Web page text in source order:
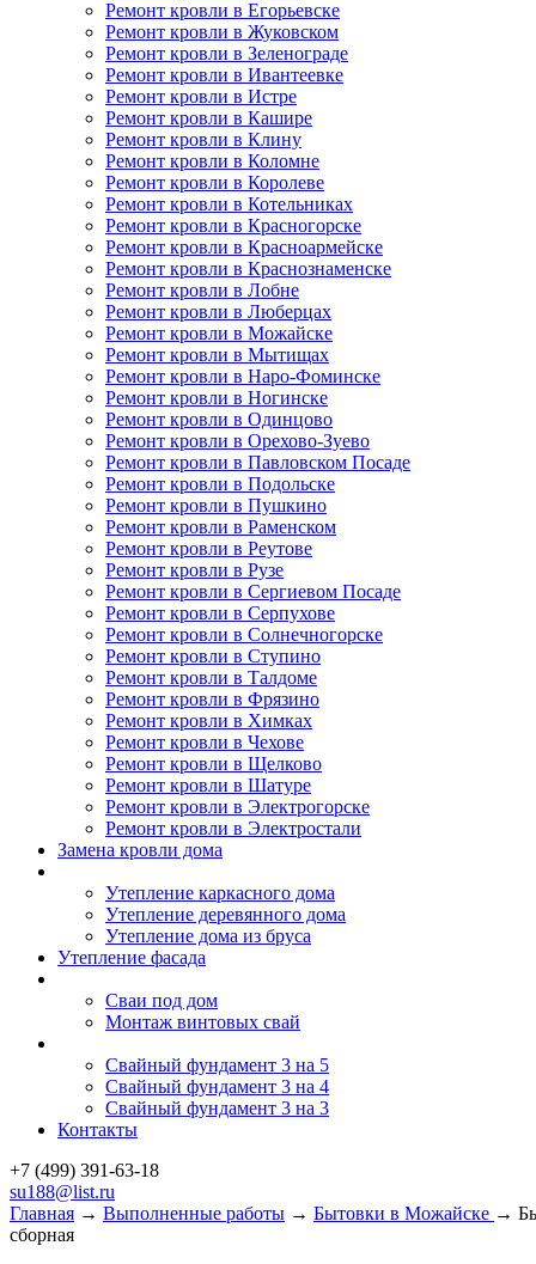
Ремонт кровли в Егорьевске
Ремонт кровли в Жуковском
Ремонт кровли в Зеленограде
Ремонт кровли в Ивантеевке
Ремонт кровли в Истре
Ремонт кровли в Кашире
Ремонт кровли в Клину
Ремонт кровли в Коломне
Ремонт кровли в Королеве
Ремонт кровли в Котельниках
Ремонт кровли в Красногорске
Ремонт кровли в Красноармейске
Ремонт кровли в Краснознаменске
Ремонт кровли в Лобне
Ремонт кровли в Люберцах
Ремонт кровли в Можайске
Ремонт кровли в Мытищах
Ремонт кровли в Наро-Фоминске
Ремонт кровли в Ногинске
Ремонт кровли в Одинцово
Ремонт кровли в Орехово-Зуево
Ремонт кровли в Павловском Посаде
Ремонт кровли в Подольске
Ремонт кровли в Пушкино
Ремонт кровли в Раменском
Ремонт кровли в Реутове
Ремонт кровли в Рузе
Ремонт кровли в Сергиевом Посаде
Ремонт кровли в Серпухове
Ремонт кровли в Солнечногорске
Ремонт кровли в Ступино
Ремонт кровли в Талдоме
Ремонт кровли в Фрязино
Ремонт кровли в Химках
Ремонт кровли в Чехове
Ремонт кровли в Щелково
Ремонт кровли в Шатуре
Ремонт кровли в Электрогорске
Ремонт кровли в Электростали
Замена кровли дома
Утепление каркасного дома
Утепление деревянного дома
Утепление дома из бруса
Утепление фасада
Сваи под дом
Монтаж винтовых свай
Свайный фундамент 3 на 5
Свайный фундамент 3 на 4
Свайный фундамент 3 на 3
Контакты
+7 (499) 391-63-18
su188@list.ru
Главная → Выполненные работы → Бытовки в Можайске →
сборная